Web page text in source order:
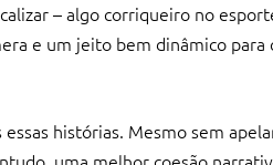
– algo corriqueiro no
e um jeito bem dinâmico
histórias. Mesmo sem